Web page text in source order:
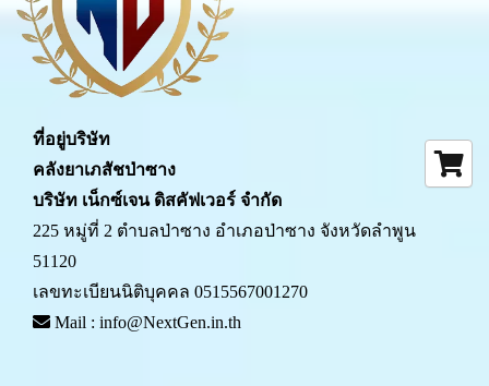
ที่อยู่บริษัท
คลังยาเภสัชป่าซาง
บริษัท เน็กซ์เจน ดิสคัฟเวอร์ จำกัด
225 หมู่ที่ 2 ตำบลป่าซาง อำเภอป่าซาง จังหวัดลำพูน
51120
เลขทะเบียนนิติบุคคล 0515567001270
Mail : info@NextGen.in.th